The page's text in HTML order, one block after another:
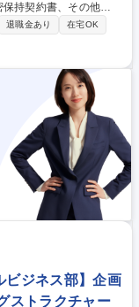
持契約書、その他関
び契約交渉支援 ■各法
リューション提示 ■各
Global / AP / Japan
ロジェクト活動 募
ジメント】税理士法
退職金あり
在宅OK
ジネス部】企画
ストラクチャー